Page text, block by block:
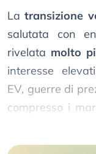
Latransizione
salutata con
rivelata molto
interesse
EV, guerre di
compresso i